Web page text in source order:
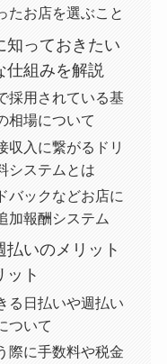
たお店を選ぶこと
知っておきたい
仕組みを解説
採用されている基
相場について
収入に繋がるドリ
システムとは
バックなどお店に
加報酬システム
払いのメリット
ット
る日払いや週払い
ついて
際に手数料や税金